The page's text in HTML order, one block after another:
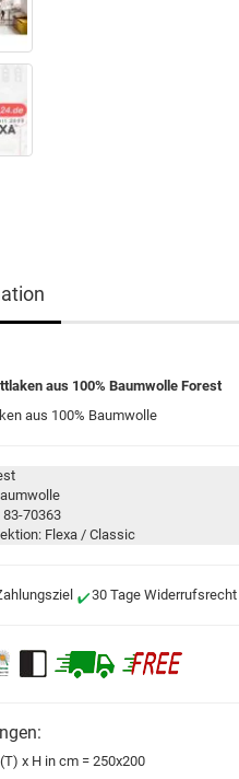
aus 100% Baumwolle Forest
aus 100% Baumwolle
83-70363
Flexa / Classic
30 Tage Widerrufsrecht
x H in cm = 250x200